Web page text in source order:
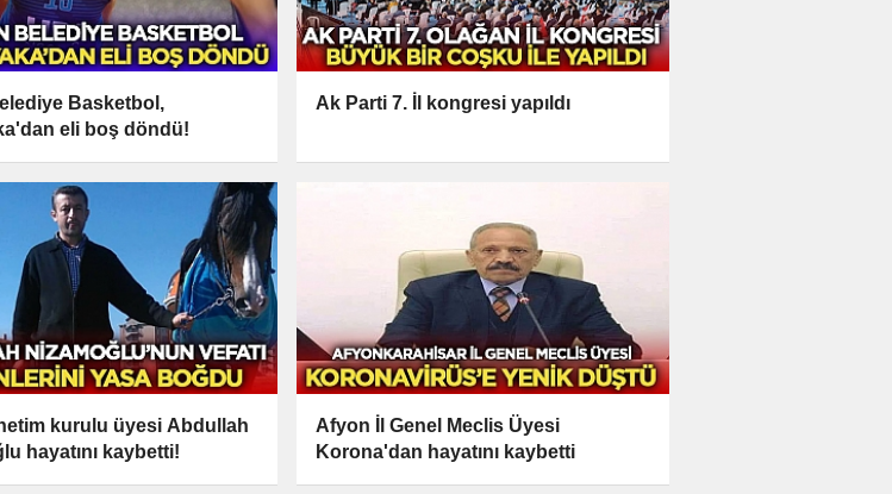
Basketbol,
eli boş döndü!
Ak Parti 7. İl kongresi yapıldı
kurulu üyesi Abdullah
hayatını kaybetti!
Afyon İl Genel Meclis Üyesi
Korona'dan hayatını kaybetti